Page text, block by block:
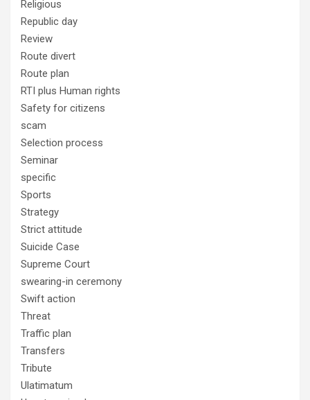
Religious
Republic day
Review
Route divert
Route plan
RTI plus Human rights
Safety for citizens
scam
Selection process
Seminar
specific
Sports
Strategy
Strict attitude
Suicide Case
Supreme Court
swearing-in ceremony
Swift action
Threat
Traffic plan
Transfers
Tribute
Ulatimatum